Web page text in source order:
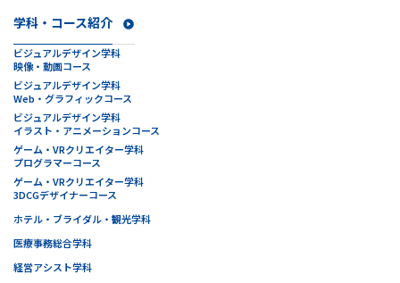
学科・コース紹介
ビジュアルデザイン学科
映像・動画コース
ビジュアルデザイン学科
Web・グラフィックコース
ビジュアルデザイン学科
イラスト・アニメーションコース
ゲーム・VRクリエイター学科
プログラマーコース
ゲーム・VRクリエイター学科
3DCGデザイナーコース
ホテル・ブライダル・観光学科
医療事務総合学科
経営アシスト学科